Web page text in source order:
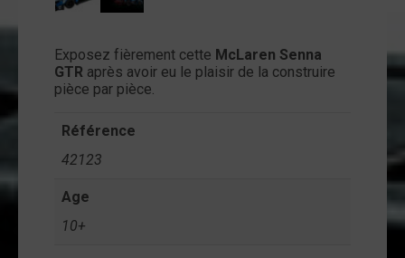
Exposez fièrement cette McLaren Senna
GTR après avoir eu le plaisir de la construire
pièce par pièce.
Référence
42123
Age
10+